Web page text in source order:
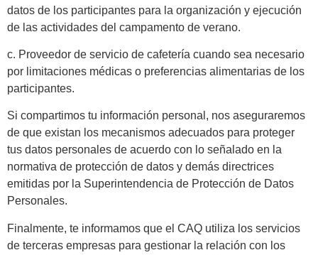
datos de los participantes para la organización y ejecución
de las actividades del campamento de verano.
c. Proveedor de servicio de cafetería cuando sea necesario
por limitaciones médicas o preferencias alimentarias de los
participantes.
Si compartimos tu información personal, nos aseguraremos
de que existan los mecanismos adecuados para proteger
tus datos personales de acuerdo con lo señalado en la
normativa de protección de datos y demás directrices
emitidas por la Superintendencia de Protección de Datos
Personales.
Finalmente, te informamos que el CAQ utiliza los servicios
de terceras empresas para gestionar la relación con los